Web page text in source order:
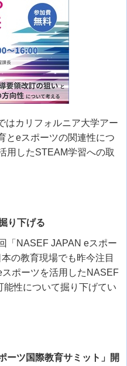
はカリフォルニア大学アー
とeスポーツの関連性につ
用したSTEAM学習への取
り下げる
「 NASEF JAPAN eスポー
の教育現場でも昨今注目
スポーツを活用した NASEF
能性について掘り下げてい
ーツ国際教育サミット」開